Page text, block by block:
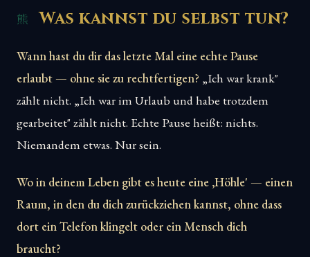
Was kannst du selbst tun?
Wann hast du dir das letzte Mal eine echte Pause
erlaubt — ohne sie zu rechtfertigen? „Ich war krank"
zählt nicht. „Ich war im Urlaub und habe trotzdem
gearbeitet" zählt nicht. Echte Pause heißt: nichts.
Niemandem etwas. Nur sein.
Wo in deinem Leben gibt es heute eine ‚Höhle' — einen
Raum, in den du dich zurückziehen kannst, ohne dass
dort ein Telefon klingelt oder ein Mensch dich
braucht?